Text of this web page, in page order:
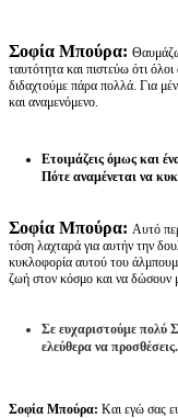
Σοφία Μπούρα:
ταυτότητα και πιστεύω ότι
διδαχτούμε πάρα πολλά. Για
και αναμενόμενο.
Ετοιμάζεις όμως και
Πότε αναμένεται να
Σοφία Μπούρα: Αυτό
τόση λαχταρά για αυτήν την
κυκλοφορία αυτού του άλμπουμ
ζωή στον κόσμο και να
Σε ευχαριστούμε πολύ
ελεύθερα να προσθέσεις.
Σοφία Μπούρα: Και εγώ σας